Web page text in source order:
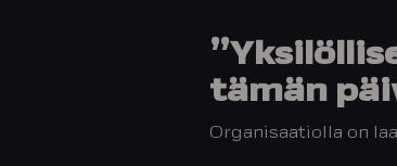
tämän
Organisaatiolla on